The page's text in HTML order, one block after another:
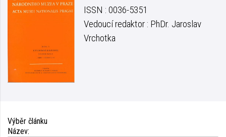
ISSN : 0036-5351
Vedoucí redaktor : PhDr. Jaroslav
Vrchotka
Výběr článku
Název: